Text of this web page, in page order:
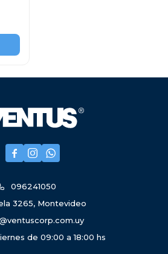
  
096241050
3265, Montevideo
de 09:00 a 18:00 hs